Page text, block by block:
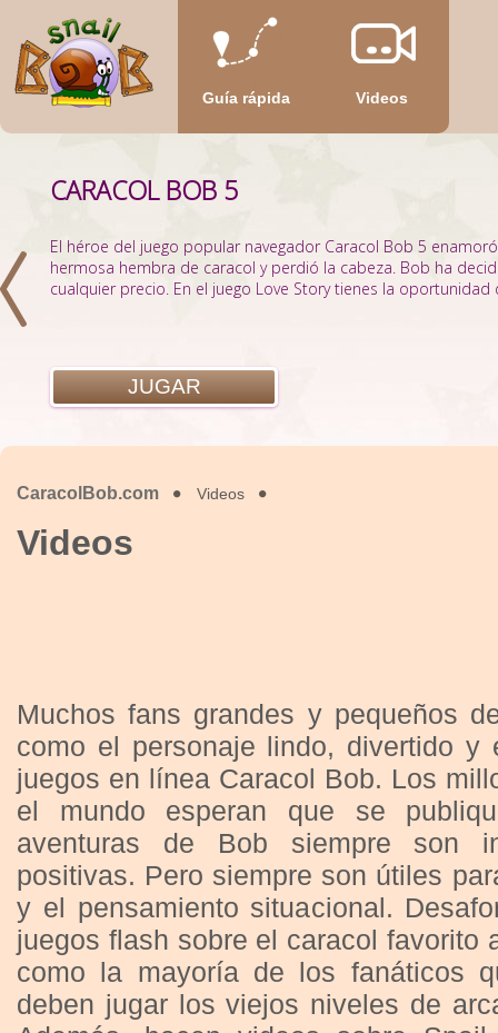
Guía rápida Videos
CARACOL BOB 5
El héroe del juego popular navegador Caracol Bob 5
hermosa hembra de caracol y perdió la cabeza. Bob ha
cualquier precio. En el juego Love Story tienes la oportunidad
JUGAR
CaracolBob.com Videos
Videos
Muchos fans grandes y pequeños
como el personaje lindo, divertido y
juegos en línea Caracol Bob. Los
el mundo esperan que se
aventuras de Bob siempre son
positivas. Pero siempre son útiles
y el pensamiento situacional.
juegos flash sobre el caracol favorito
como la mayoría de los fanáticos
deben jugar los viejos niveles de